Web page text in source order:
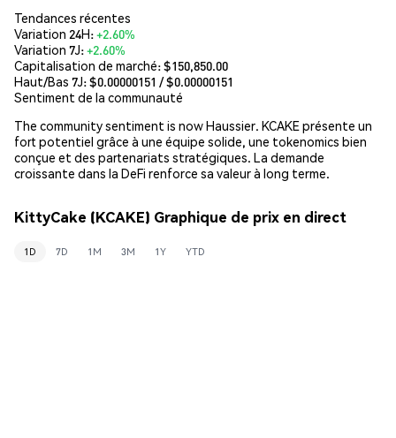
Tendances récentes
Variation 24H:+2.60%
Variation 7J:+2.60%
Capitalisation de marché:$150,850.00
Haut/Bas 7J: $0.00000151 / $0.00000151
Sentiment de la communauté
The community sentiment is now Haussier. KCAKE présente un
fort potentiel grâce à une équipe solide, une tokenomics bien
conçue et des partenariats stratégiques. La demande
croissante dans la DeFi renforce sa valeur à long terme.
KittyCake (KCAKE) Graphique de prix en direct
1D 7D 1M 3M 1Y YTD